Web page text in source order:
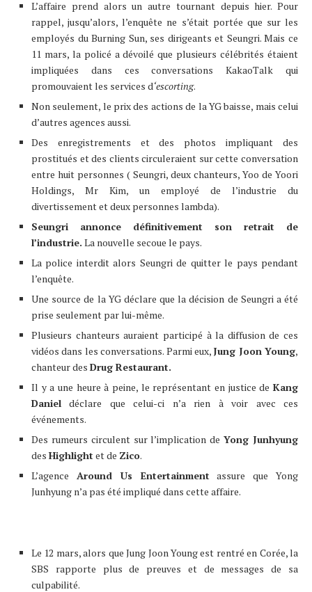
L’affaire prend alors un autre tournant depuis hier. Pour
rappel, jusqu’alors, l’enquête ne s’était portée que sur les
employés du Burning Sun, ses dirigeants et Seungri. Mais ce
11 mars, la policé a dévoilé que plusieurs célébrités étaient
impliquées dans ces conversations KakaoTalk qui
promouvaient les services d‘escorting.
Non seulement, le prix des actions de la YG baisse, mais celui
d’autres agences aussi.
Des enregistrements et des photos impliquant des
prostitués et des clients circuleraient sur cette conversation
entre huit personnes ( Seungri, deux chanteurs, Yoo de Yoori
Holdings, Mr Kim, un employé de l’industrie du
divertissement et deux personnes lambda).
Seungri annonce définitivement son retrait de
l’industrie. La nouvelle secoue le pays.
La police interdit alors Seungri de quitter le pays pendant
l’enquête.
Une source de la YG déclare que la décision de Seungri a été
prise seulement par lui-même.
Plusieurs chanteurs auraient participé à la diffusion de ces
vidéos dans les conversations. Parmi eux, Jung Joon Young,
chanteur des Drug Restaurant.
Il y a une heure à peine, le représentant en justice de Kang
Daniel déclare que celui-ci n’a rien à voir avec ces
événements.
Des rumeurs circulent sur l’implication deYong Junhyung
des Highlight et de Zico.
L’agence Around Us Entertainment assure que Yong
Junhyung n’a pas été impliqué dans cette affaire.
Le 12 mars, alors que Jung Joon Young est rentré en Corée, la
SBS rapporte plus de preuves et de messages de sa
culpabilité.